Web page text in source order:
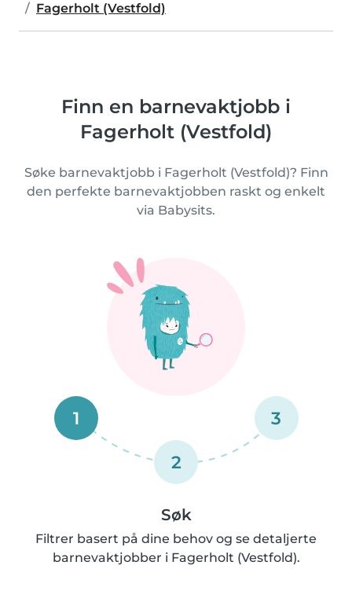
Fagerholt (Vestfold)
Finn en barnevaktjobb i
Fagerholt (Vestfold)
Søke barnevaktjobb i Fagerholt (Vestfold)? Finn
den perfekte barnevaktjobben raskt og enkelt
via Babysits.
1
2
3
Søk
Filtrer basert på dine behov og se detaljerte
barnevaktjobber i Fagerholt (Vestfold).